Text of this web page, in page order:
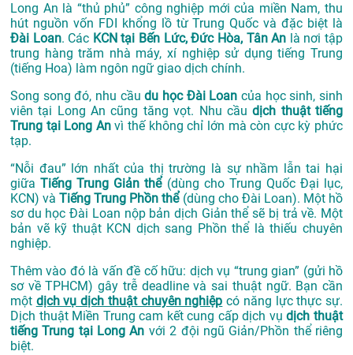
Long An là “thủ phủ” công nghiệp mới của miền Nam, thu
hút nguồn vốn FDI khổng lồ từ Trung Quốc và đặc biệt là
Đài Loan. Các KCN tại Bến Lức, Đức Hòa, Tân An là nơi tập
trung hàng trăm nhà máy, xí nghiệp sử dụng tiếng Trung
(tiếng Hoa) làm ngôn ngữ giao dịch chính.
Song song đó, nhu cầudu học Đài Loan của học sinh, sinh
viên tại Long An cũng tăng vọt. Nhu cầudịch thuật tiếng
Trung tại Long Anvì thế không chỉ lớn mà còn cực kỳ phức
tạp.
“Nỗi đau” lớn nhất của thị trường là sự nhầm lẫn tai hại
giữaTiếng Trung Giản thể(dùng cho Trung Quốc Đại lục,
KCN) vàTiếng Trung Phồn thể(dùng cho Đài Loan). Một hồ
sơ du học Đài Loan nộp bản dịch Giản thể sẽ bị trả về. Một
bản vẽ kỹ thuật KCN dịch sang Phồn thể là thiếu chuyên
nghiệp.
Thêm vào đó là vấn đề cố hữu: dịch vụ “trung gian” (gửi hồ
sơ về TPHCM) gây trễ deadline và sai thuật ngữ. Bạn cần
một dịch vụ dịch thuật chuyên nghiệp có năng lực thực sự.
Dịch thuật Miền Trung cam kết cung cấp dịch vụdịch thuật
tiếng Trung tại Long An với 2 đội ngũ Giản/Phồn thể riêng
biệt.